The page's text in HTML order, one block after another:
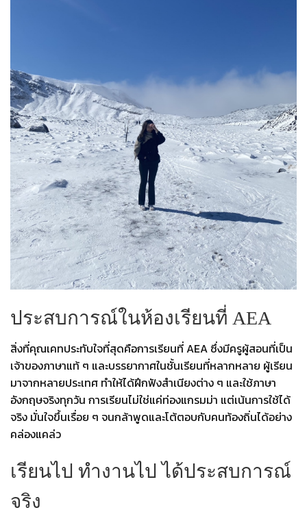
ประสบการณ์ในห้องเรียนที่ AEA
สิ่งที่คุณเคทประทับใจที่สุดคือการเรียนที่ AEA ซึ่งมีครูผู้สอนที่เป็น
เจ้าของภาษาแท้ ๆ และบรรยากาศในชั้นเรียนที่หลากหลาย ผู้เรียน
มาจากหลายประเทศ ทำให้ได้ฝึกฟังสำเนียงต่าง ๆ และใช้ภาษา
อังกฤษจริงทุกวัน การเรียนไม่ใช่แค่ท่องแกรมม่า แต่เน้นการใช้ได้
จริง มั่นใจขึ้นเรื่อย ๆ จนกล้าพูดและโต้ตอบกับคนท้องถิ่นได้อย่าง
คล่องแคล่ว
เรียนไป ทำงานไป ได้ประสบการณ์
จริง